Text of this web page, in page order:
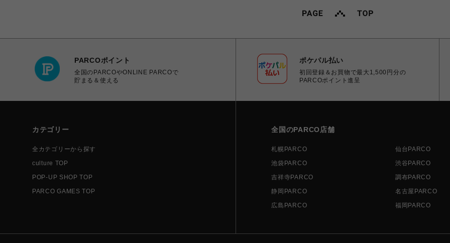
PARCOポイント
全国のPARCOやONLINE PARCOで
貯まる＆使える
ポケパル払い
初回登録＆お買物で最大1,500円分の
PARCOポイント進呈
カテゴリー
全カテゴリーから探す
culture TOP
POP-UP SHOP TOP
PARCO GAMES TOP
全国のPARCO店舗
札幌PARCO
仙台PARCO
池袋PARCO
渋谷PARCO
吉祥寺PARCO
調布PARCO
静岡PARCO
名古屋PARCO
広島PARCO
福岡PARCO